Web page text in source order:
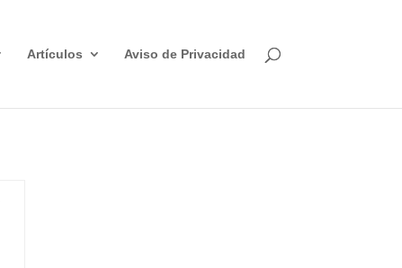
Artículos Aviso de Privacidad